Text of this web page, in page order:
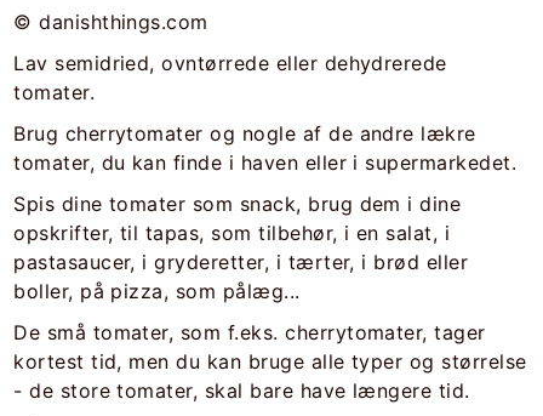
© danishthings.com
Lav semidried, ovntørrede eller dehydrerede
tomater.
Brug cherrytomater og nogle af de andre lækre
tomater, du kan finde i haven eller i supermarkedet.
Spis dine tomater som snack, brug dem i dine
opskrifter, til tapas, som tilbehør, i en salat, i
pastasaucer, i gryderetter, i tærter, i brød eller
boller, på pizza, som pålæg...
De små tomater, som f.eks. cherrytomater, tager
kortest tid, men du kan bruge alle typer og størrelse
- de store tomater, skal bare have længere tid.